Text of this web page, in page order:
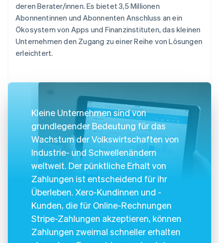
deren Berater/innen. Es bietet 3,5 Millionen
Abonnentinnen und Abonnenten Anschluss an ein
Ökosystem von Apps und Finanzinstituten, das kleinen
Unternehmen den Zugang zu einer Reihe von Lösungen
erleichtert.
Kleine Unternehmen sind von
grundlegender Bedeutung für das
Wachstum der Volkswirtschaften von
Industrie- und Schwellenändern
weltweit. Der pünktliche Erhalt von
Zahlungen ist entscheidend für ihr
Überleben. Xero-Kundinnen und -
Kunden, die für Online-Rechnungen
Stripe-Zahlungen akzeptieren, können
Zahlungen zweimal schneller erhalten